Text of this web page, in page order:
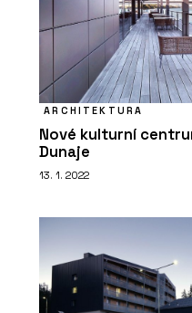
ARCHITEKTURA
Nové kulturní
Dunaje
13. 1. 2022